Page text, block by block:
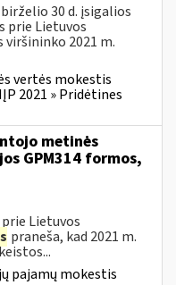
30 d. įsigalios
prie Lietuvos
2021 m.
vertės mokestis
2021 » Pridėtines
metinės
GPM314 formos,
Lietuvos
praneša, kad 2021 m.
pajamų mokestis